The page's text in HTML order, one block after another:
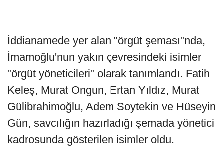
İddianamede yer alan "örgüt şeması"nda,
İmamoğlu'nun yakın çevresindeki isimler
"örgüt yöneticileri" olarak tanımlandı. Fatih
Keleş, Murat Ongun, Ertan Yıldız, Murat
Gülibrahimoğlu, Adem Soytekin ve Hüseyin
Gün, savcılığın hazırladığı şemada yönetici
kadrosunda gösterilen isimler oldu.